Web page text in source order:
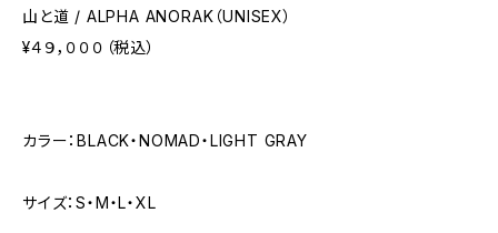
山と道 / ALPHA ANORAK（UNISEX）
¥４９，０００（税込）
カラー：BLACK・NOMAD・LIGHT GRAY
サイズ：S・M・L・XL